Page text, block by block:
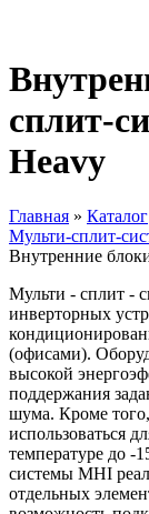
сплит-
Heavy
Вы здесь
Главная » Каталог
Мульти-сплит-
Внутренние
Мульти - сплит -
инверторных
(офисами).
высокой
поддержания
шума. Кроме
использоваться
температуре до -
системы MHI
отдельных